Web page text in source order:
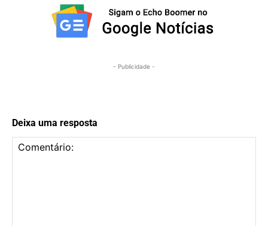
- Publicidade -
Deixa uma resposta